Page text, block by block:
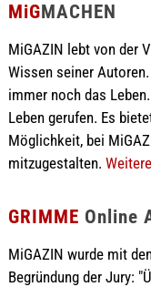
MiGMACHEN
MiGAZIN lebt von der
Wissen seiner
immer noch das
Leben gerufen. Es
Möglichkeit, bei
mitzugestalten.
GRIMME Online
MiGAZIN wurde mit
Begründung der Jury: